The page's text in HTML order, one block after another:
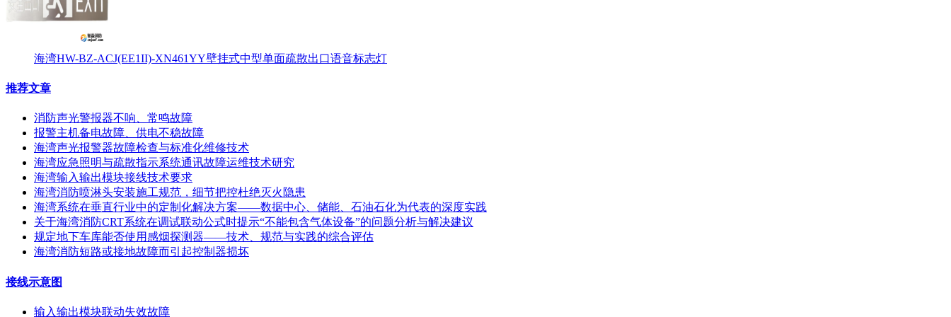
海湾HW-BZ-ACJ(EE1II)-XN461YY壁挂式中型单面疏散出口语音标志灯
推荐文章
消防声光警报器不响、常鸣故障
报警主机备电故障、供电不稳故障
海湾声光报警器故障检查与标准化维修技术
海湾应急照明与疏散指示系统通讯故障运维技术研究
海湾输入输出模块接线技术要求
海湾消防喷淋头安装施工规范，细节把控杜绝灭火隐患
海湾系统在垂直行业中的定制化解决方案——数据中心、储能、石油石化为代表的深度实践
关于海湾消防CRT系统在调试联动公式时提示“不能包含气体设备”的问题分析与解决建议
规定地下车库能否使用感烟探测器——技术、规范与实践的综合评估
海湾消防短路或接地故障而引起控制器损坏
接线示意图
输入输出模块联动失效故障